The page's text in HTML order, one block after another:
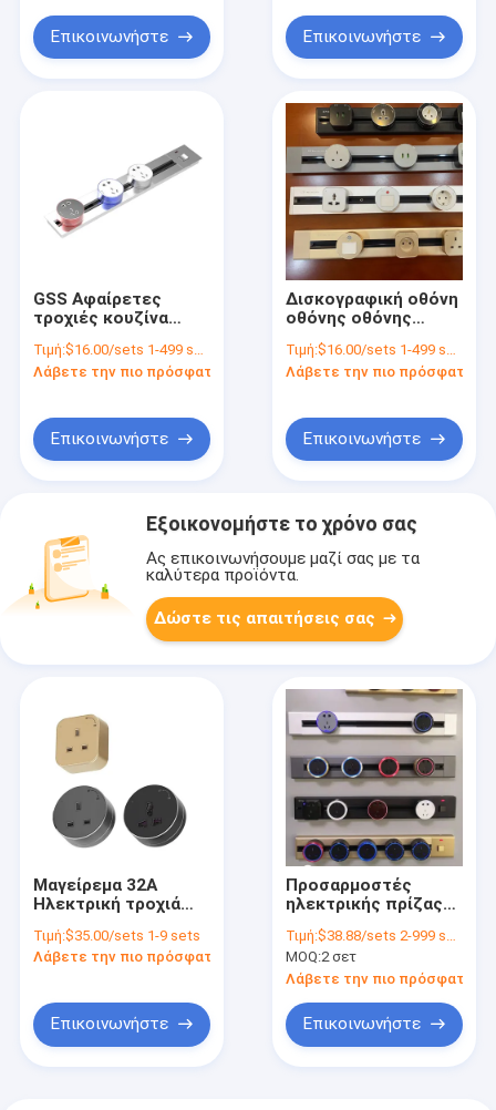
Επικοινωνήστε Επικοινωνήστε
GSS Αφαίρετες
τροχιές κουζίνα
υποκαμπίνες
Τιμή:$16.00/sets 1-499 sets
Λάβετε την πιο πρόσφατη τιμή
Επικοινωνήστε
Δισκογραφική οθόνη
οθόνης οθόνης
ενέργειας
Τιμή:$16.00/sets 1-499 sets
Λάβετε την πιο πρόσφατη
Επικοινωνήστε
Εξοικονομήστε το χρόνο σας
Ας επικοινωνήσουμε μαζί σας με τα
καλύτερα προϊόντα.
Δώστε τις απαιτήσεις σας
Μαγείρεμα 32A
Ηλεκτρική τροχιά
ενέργειας Ηλεκτρική
τροχιά ηλεκτρικής
τροχιά ηλεκτρικής
ενέργειας Ηλεκτρική
τροχιά ηλεκτρικής
τροχιά ηλεκτρικής
Τιμή:$35.00/sets 1-9 sets
Λάβετε την πιο πρόσφατη τιμή
Επικοινωνήστε
Προσαρμοστές
ηλεκτρικής πρίζας
Προσαρμοσμένοι για
κουζίνα ή γραφείο
Τιμή:$38.88/sets 2-999 sets
MOQ:2 σετ
Λάβετε την πιο πρόσφατη
Επικοινωνήστε